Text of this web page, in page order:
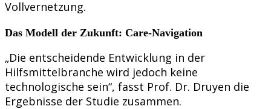
Vollvernetzung.
Das Modell der Zukunft: Care-Navigation
„Die entscheidende Entwicklung in der
Hilfsmittelbranche wird jedoch keine
technologische sein“, fasst Prof. Dr. Druyen die
Ergebnisse der Studie zusammen.